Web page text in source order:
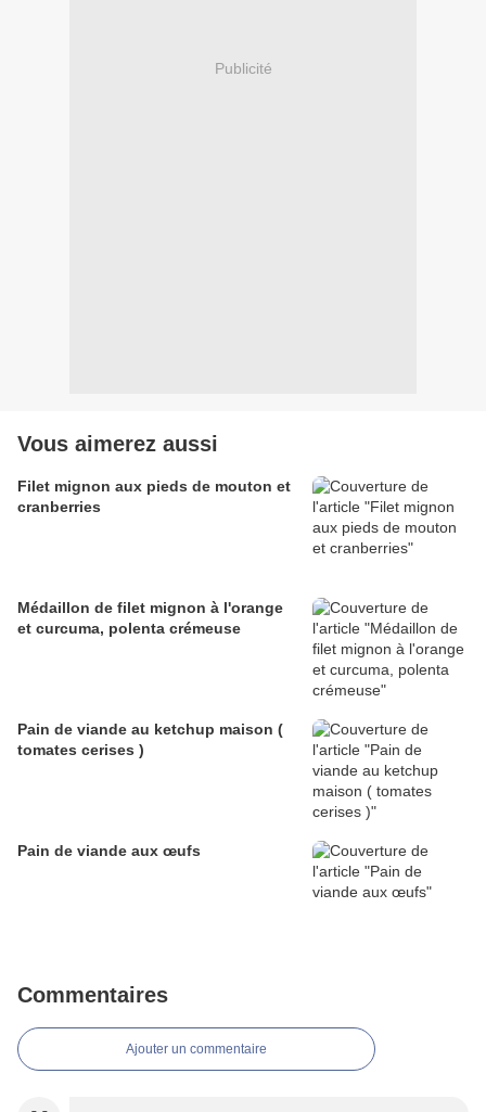
Publicité
Vous aimerez aussi
Filet mignon aux pieds de mouton et
cranberries
Médaillon de filet mignon à l'orange
et curcuma, polenta crémeuse
Pain de viande au ketchup maison (
tomates cerises )
Pain de viande aux œufs
Commentaires
Ajouter un commentaire